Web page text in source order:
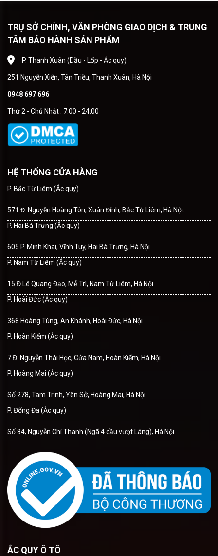
TRỤ SỞ CHÍNH, VĂN PHÒNG GIAO DỊCH & TRUNG
TÂM BẢO HÀNH SẢN PHẨM
P. Thanh Xuân (Dầu - Lốp - Ắc quy)
251 Nguyễn Xiển, Tân Triều, Thanh Xuân, Hà Nội
0948 697 696
Thứ 2 - Chủ Nhật : 7:00 - 24:00
HỆ THỐNG CỬA HÀNG
P. Bắc Từ Liêm (Ắc quy)
571 Đ. Nguyễn Hoàng Tôn, Xuân Đỉnh, Bắc Từ Liêm, Hà Nội.
P. Hai Bà Trưng (Ắc quy)
605 P. Minh Khai, Vĩnh Tuy, Hai Bà Trưng, Hà Nội
P. Nam Từ Liêm (Ắc quy)
15 Đ.Lê Quang Đạo, Mễ Trì, Nam Từ Liêm, Hà Nội
P. Hoài Đức (Ắc quy)
368 Hoàng Tùng, An Khánh, Hoài Đức, Hà Nội
P. Hoàn Kiếm (Ắc quy)
7 Đ. Nguyễn Thái Học, Cửa Nam, Hoàn Kiếm, Hà Nội
P. Hoàng Mai (Ắc quy)
Số 278, Tam Trinh, Yên Sở, Hoàng Mai, Hà Nội
P. Đống Đa (Ắc quy)
Số 84, Nguyễn Chí Thanh (Ngã 4 cầu vượt Láng), Hà Nội
ẮC QUY Ô TÔ